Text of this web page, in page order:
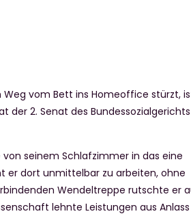
vom Bett ins Homeoffice stürzt,
der 2. Senat des Bundessozialgerichts
seinem Schlafzimmer in das eine
er dort unmittelbar zu arbeiten, ohne
Wendeltreppe rutschte er
lehnte Leistungen aus Anlass